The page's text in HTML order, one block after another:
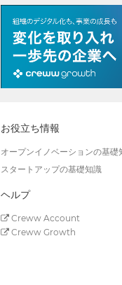
お役立ち情報
オープンイノベーションの基礎
スタートアップの基礎知識
ヘルプ
Creww Account
Creww Growth